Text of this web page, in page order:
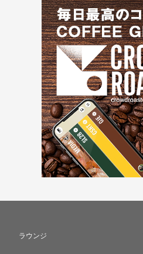
ラウンジ